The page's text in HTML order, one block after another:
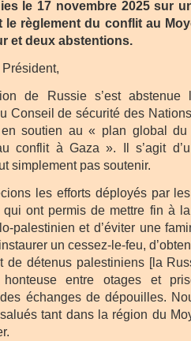
le 17 novembre 2025 sur
le règlement du conflit au
et deux abstentions.
de Russie s’est
Conseil de sécurité des
en soutien au « plan global du
conflit à Gaza ». Il s’agit
simplement pas soutenir.
les efforts déployés par
qui ont permis de mettre fin à
palestinien et d’éviter une
un cessez-le-feu,
de détenus palestiniens [la
honteuse entre otages et
échanges de dépouilles.
tant dans la région du